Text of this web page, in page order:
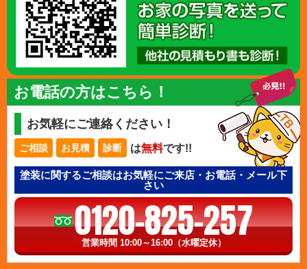
お電話の方はこちら！
お気軽にご連絡ください！
ご相談 お見積 診断 は無料です!!
塗装に関するご相談はお気軽にご来店・お電話・メール下
さい
0120-825-257
営業時間 10:00～16:00（水曜定休）